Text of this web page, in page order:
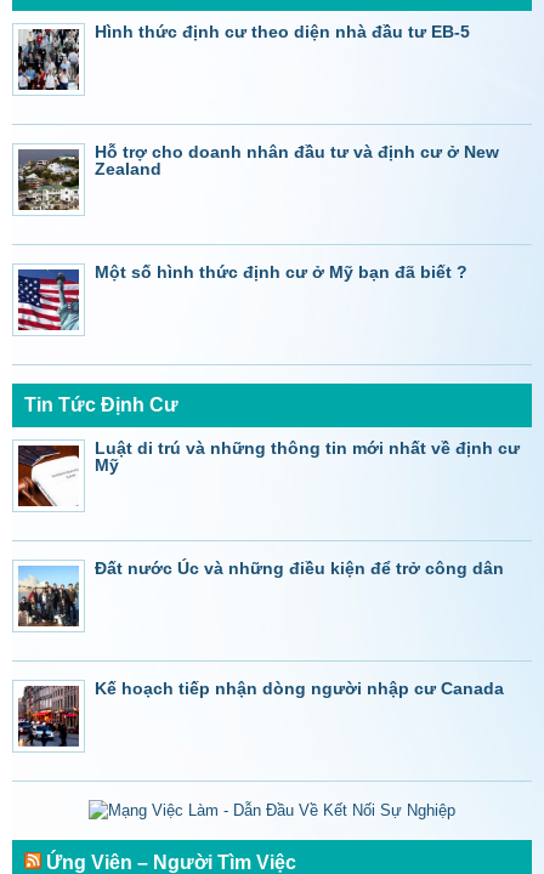
Hình thức định cư theo diện nhà đầu tư EB-5
Hỗ trợ cho doanh nhân đầu tư và định cư ở New
Zealand
Một số hình thức định cư ở Mỹ bạn đã biết ?
Tin Tức Định Cư
Luật di trú và những thông tin mới nhất về định cư
Mỹ
Đất nước Úc và những điều kiện để trở công dân
Kế hoạch tiếp nhận dòng người nhập cư Canada
Ứng Viên – Người Tìm Việc